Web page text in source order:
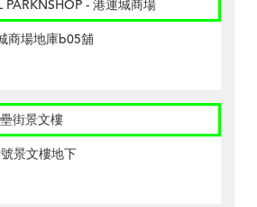
- 港運城商場
商場地庫b05舖
街景文樓
景文樓地下